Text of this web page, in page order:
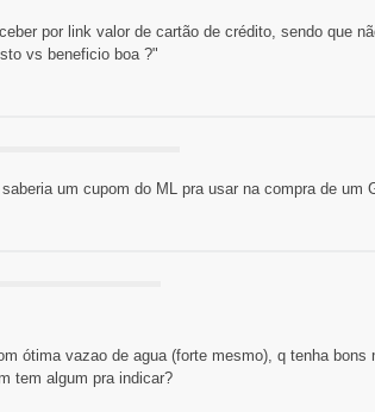
por link valor de cartão de crédito, sendo que
vs beneficio boa ?"
um cupom do ML pra usar na compra de um
ótima vazao de agua (forte mesmo), q tenha
tem algum pra indicar?